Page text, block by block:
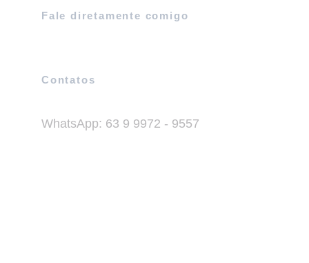
Contatos
Fale diretamente comigo
WhatsApp: 63 9 9972 - 9557